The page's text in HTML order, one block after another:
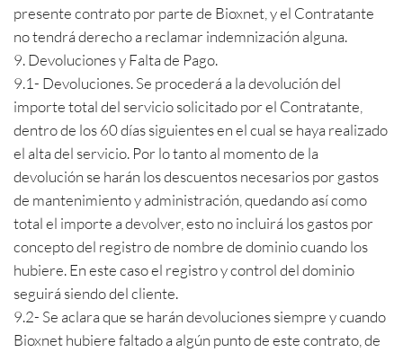
presente contrato por parte de Bioxnet, y el Contratante
no tendrá derecho a reclamar indemnización alguna.
9. Devoluciones y Falta de Pago.
9.1- Devoluciones. Se procederá a la devolución del
importe total del servicio solicitado por el Contratante,
dentro de los 60 días siguientes en el cual se haya realizado
el alta del servicio. Por lo tanto al momento de la
devolución se harán los descuentos necesarios por gastos
de mantenimiento y administración, quedando así como
total el importe a devolver, esto no incluirá los gastos por
concepto del registro de nombre de dominio cuando los
hubiere. En este caso el registro y control del dominio
seguirá siendo del cliente.
9.2- Se aclara que se harán devoluciones siempre y cuando
Bioxnet hubiere faltado a algún punto de este contrato, de